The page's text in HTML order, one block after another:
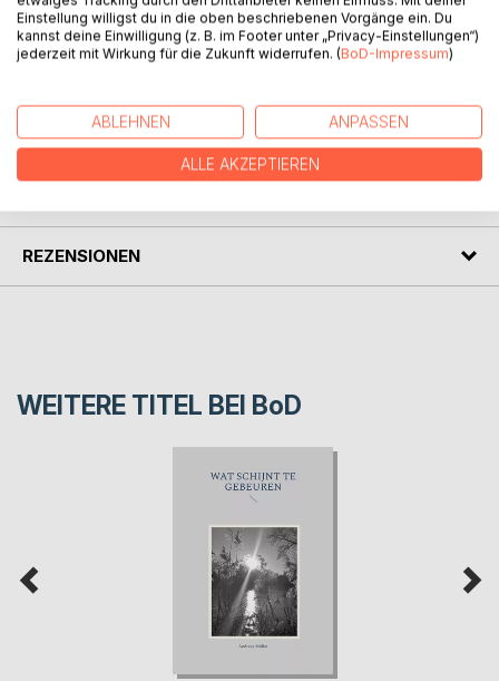
Advaita und Nondualität die Rede ist. Andreas Müller stellt
die mystischen Sätze des Meisters Eckhart vor und
AUTOR/IN
REZENSIONEN
WEITERE TITEL BEI BoD
Einstellung willigst du in die oben beschriebenen Vorgänge ein. Du
kannst deine Einwilligung (z. B. im Footer unter „Privacy-Einstellungen“)
jederzeit mit Wirkung für die Zukunft widerrufen. (BoD-Impressum)
ABLEHNEN ANPASSEN
ALLE AKZEPTIEREN